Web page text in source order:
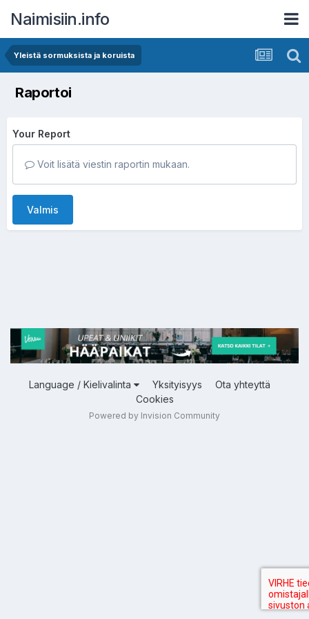
Naimisiin.info
Yleistä sormuksista ja koruista
Raportoi
Your Report
Voit lisätä viestin raportin mukaan.
Valmis
Language / Kielivalinta Yksityisyys
Ota yhteyttä
Cookies
Powered by Invision Community